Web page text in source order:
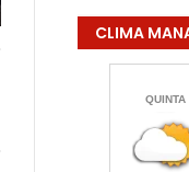
CLIMA